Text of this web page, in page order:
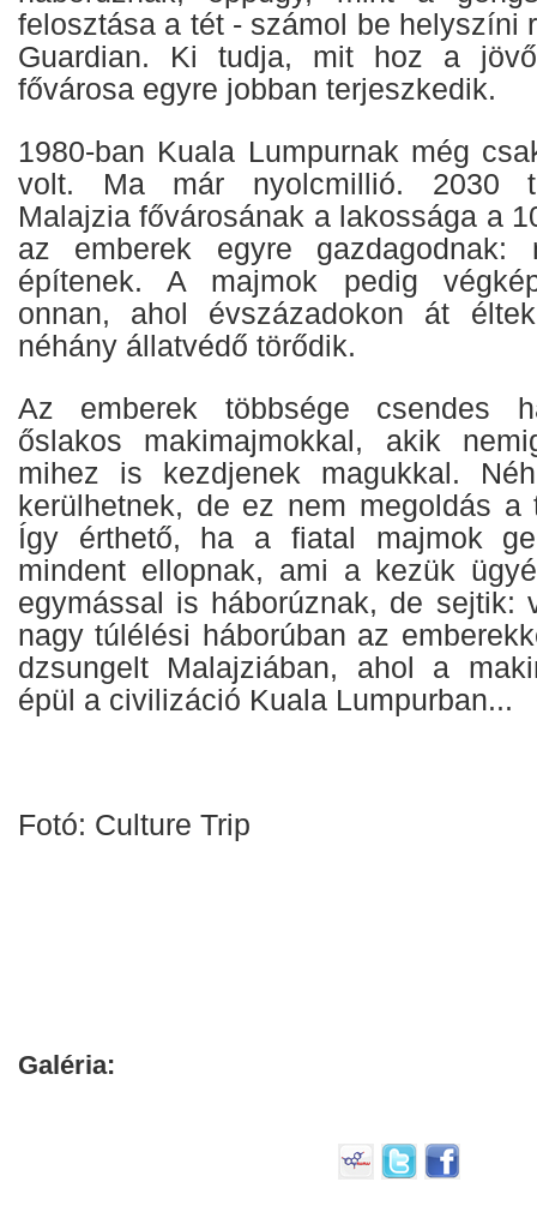
felosztása a tét - számol be helyszíni
Guardian. Ki tudja, mit hoz a
fővárosa egyre jobban terjeszkedik.
1980-ban Kuala Lumpurnak még
volt. Ma már nyolcmillió. 2030
Malajzia fővárosának a lakossága a
az emberek egyre gazdagodnak:
építenek. A majmok pedig
onnan, ahol évszázadokon át
néhány állatvédő törődik.
Az emberek többsége csendes
őslakos makimajmokkal, akik
mihez is kezdjenek magukkal.
kerülhetnek, de ez nem megoldás a
Így érthető, ha a fiatal majmok
mindent ellopnak, ami a kezük
egymással is háborúznak, de sejtik:
nagy túlélési háborúban az
dzsungelt Malajziában, ahol a
épül a civilizáció Kuala Lumpurban...
Fotó: Culture Trip
Galéria: